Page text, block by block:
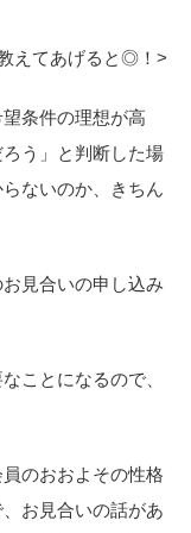
えてあげると◎！>
条件の理想が高
う」と判断した場
ないのか、きちん
見合いの申し込み
ことになるので、
のおおよその性格
お見合いの話があ